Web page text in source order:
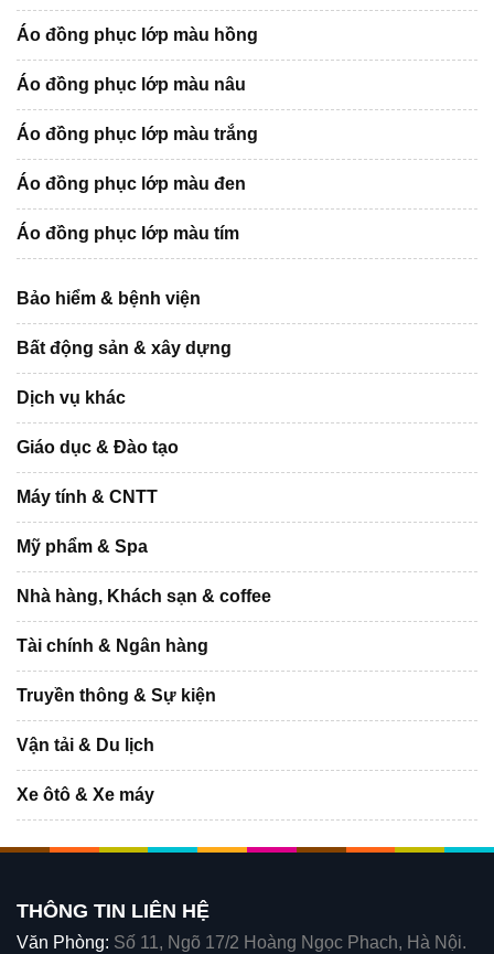
Áo đồng phục lớp màu hồng
Áo đồng phục lớp màu nâu
Áo đồng phục lớp màu trắng
Áo đồng phục lớp màu đen
Áo đồng phục lớp màu tím
Bảo hiểm & bệnh viện
Bất động sản & xây dựng
Dịch vụ khác
Giáo dục & Đào tạo
Máy tính & CNTT
Mỹ phẩm & Spa
Nhà hàng, Khách sạn & coffee
Tài chính & Ngân hàng
Truyền thông & Sự kiện
Vận tải & Du lịch
Xe ôtô & Xe máy
THÔNG TIN LIÊN HỆ
Văn Phòng: Số 11, Ngõ 17/2 Hoàng Ngọc Phach, Hà Nội.